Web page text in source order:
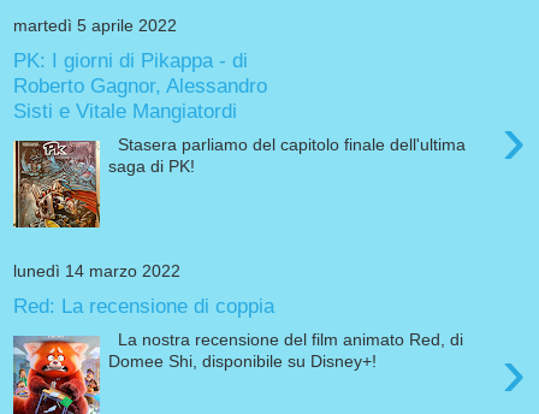
martedì 5 aprile 2022
PK: I giorni di Pikappa - di
Roberto Gagnor, Alessandro
Sisti e Vitale Mangiatordi
›
Stasera parliamo del capitolo finale dell'ultima
saga di PK!
lunedì 14 marzo 2022
Red: La recensione di coppia
›
La nostra recensione del film animato Red, di
Domee Shi, disponibile su Disney+!